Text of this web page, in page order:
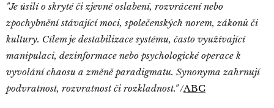
"Je úsilí o skryté či zjevné oslabení, rozvrácení nebo
zpochybnění stávající moci, společenských norem, zákonů či
kultury. Cílem je destabilizace systému, často využívající
manipulaci, dezinformace nebo psychologické operace k
vyvolání chaosu a změně paradigmatu. Synonyma zahrnují
podvratnost, rozvratnost či rozkladnost."/ABC